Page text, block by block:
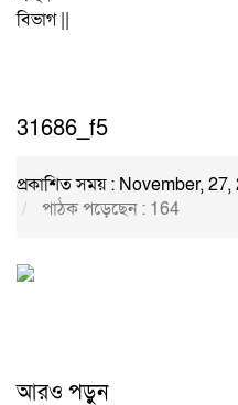
বিভাগ ||
31686_f5
প্রকাশিত সময় : November,
পাঠক পড়েছেন : 164
আরও পড়ুন